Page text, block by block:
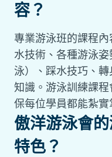
容？
專業游泳班的課程
水技術、各種游泳
泳）、踩水技巧、
知識。游泳訓練課
保每位學員都能紮實
傲洋游泳會
特色？